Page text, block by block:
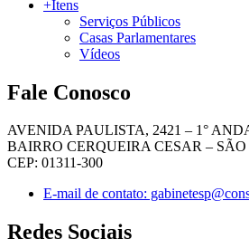
+Itens
Serviços Públicos
Casas Parlamentares
Vídeos
Fale Conosco
AVENIDA PAULISTA, 2421 – 1°
BAIRRO CERQUEIRA CESAR – SÃO
CEP: 01311-300
E-mail de contato:
Redes Sociais